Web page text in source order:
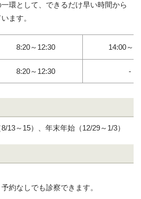
環として、できるだけ早い時間から
ます。
8:20～12:30 14:00～
8:20～12:30 -
13～15）、年末年始（12/29～1/3）
約なしでも診察できます。